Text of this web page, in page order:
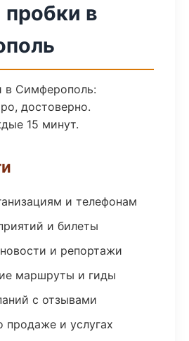
пробки в
в Симферополь:
достоверно.
15 минут.
и телефонам
и билеты
и репортажи
маршруты и гиды
с отзывами
продаже и услугах